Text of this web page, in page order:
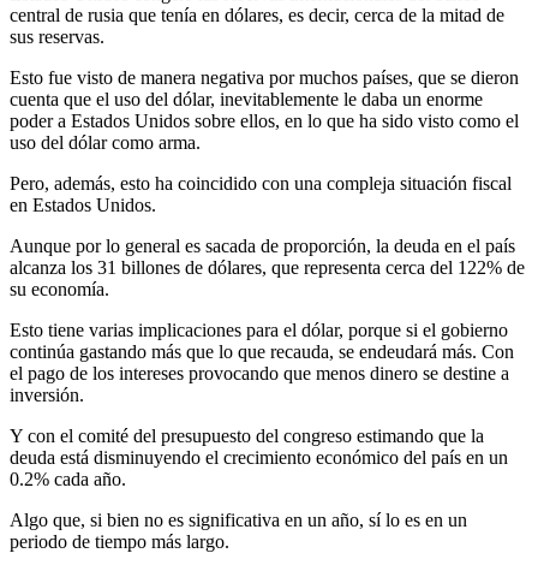
central de rusia que tenía en dólares, es decir, cerca de la mitad de
sus reservas.
Esto fue visto de manera negativa por muchos países, que se dieron
cuenta que el uso del dólar, inevitablemente le daba un enorme
poder a Estados Unidos sobre ellos, en lo que ha sido visto como el
uso del dólar como arma.
Pero, además, esto ha coincidido con una compleja situación fiscal
en Estados Unidos.
Aunque por lo general es sacada de proporción, la deuda en el país
alcanza los 31 billones de dólares, que representa cerca del 122% de
su economía.
Esto tiene varias implicaciones para el dólar, porque si el gobierno
continúa gastando más que lo que recauda, se endeudará más. Con
el pago de los intereses provocando que menos dinero se destine a
inversión.
Y con el comité del presupuesto del congreso estimando que la
deuda está disminuyendo el crecimiento económico del país en un
0.2% cada año.
Algo que, si bien no es significativa en un año, sí lo es en un
periodo de tiempo más largo.